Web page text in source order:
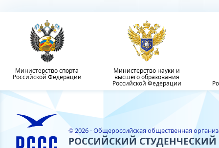
Министерство спорта
Российской Федерации
Министерство науки и
высшего образования
Российской Федерации
© 2026 · Общероссийская общественная
РОССИЙСКИЙ